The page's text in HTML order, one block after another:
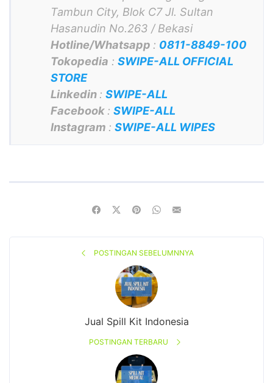
Tambun City, Blok C7 Jl. Sultan
Hasanudin No.263 / Bekasi
Hotline/Whatsapp : 0811-8849-100
Tokopedia : SWIPE-ALL OFFICIAL
STORE
Linkedin : SWIPE-ALL
Facebook : SWIPE-ALL
Instagram : SWIPE-ALL WIPES
POSTINGAN SEBELUMNNYA
Jual Spill Kit Indonesia
POSTINGAN TERBARU